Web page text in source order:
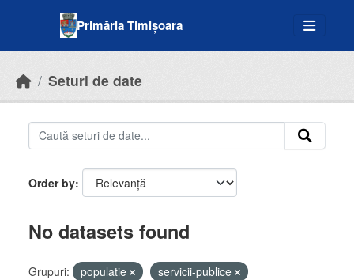
Primăria Timișoara
Seturi de date
Order by
No datasets found
Grupuri: populatie
servicii-publice